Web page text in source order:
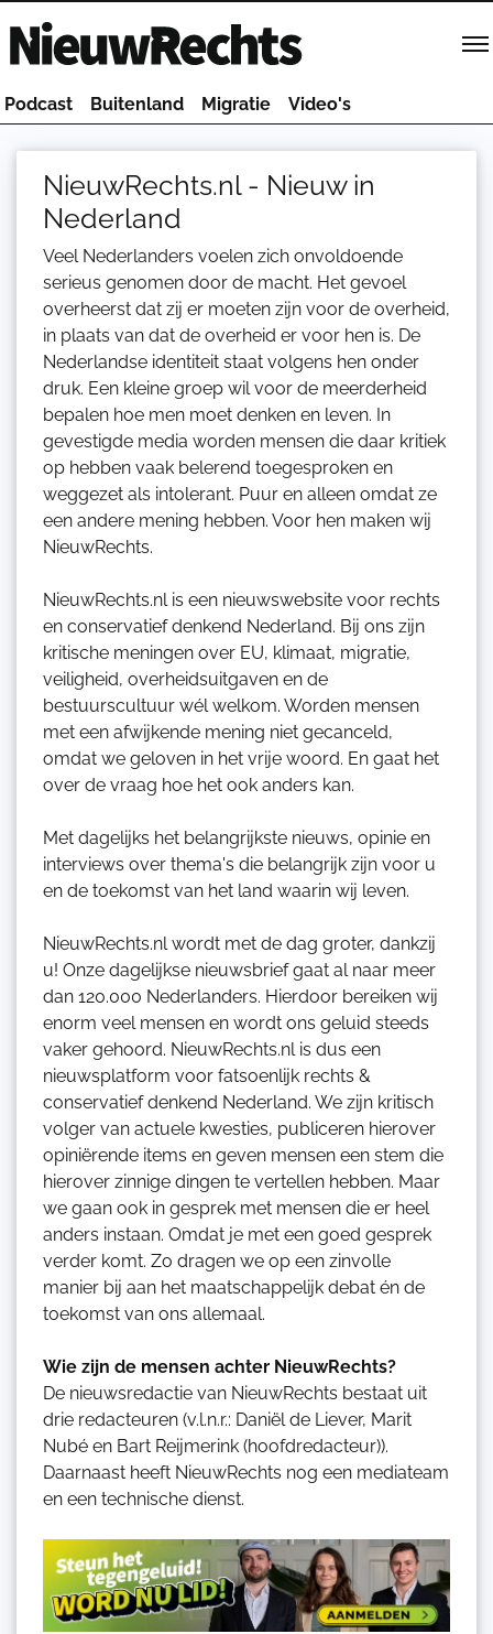
Homepage van NieuwRechts
Podcast Buitenland Migratie Video's
NieuwRechts.nl - Nieuw in
Nederland
Veel Nederlanders voelen zich onvoldoende
serieus genomen door de macht. Het gevoel
overheerst dat zij er moeten zijn voor de overheid,
in plaats van dat de overheid er voor hen is. De
Nederlandse identiteit staat volgens hen onder
druk. Een kleine groep wil voor de meerderheid
bepalen hoe men moet denken en leven. In
gevestigde media worden mensen die daar kritiek
op hebben vaak belerend toegesproken en
weggezet als intolerant. Puur en alleen omdat ze
een andere mening hebben. Voor hen maken wij
NieuwRechts.
NieuwRechts.nl is een nieuwswebsite voor rechts
en conservatief denkend Nederland. Bij ons zijn
kritische meningen over EU, klimaat, migratie,
veiligheid, overheidsuitgaven en de
bestuurscultuur wél welkom. Worden mensen
met een afwijkende mening niet gecanceld,
omdat we geloven in het vrije woord. En gaat het
over de vraag hoe het ook anders kan.
Met dagelijks het belangrijkste nieuws, opinie en
interviews over thema's die belangrijk zijn voor u
en de toekomst van het land waarin wij leven.
NieuwRechts.nl wordt met de dag groter, dankzij
u! Onze dagelijkse nieuwsbrief gaat al naar meer
dan 120.000 Nederlanders. Hierdoor bereiken wij
enorm veel mensen en wordt ons geluid steeds
vaker gehoord. NieuwRechts.nl is dus een
nieuwsplatform voor fatsoenlijk rechts &
conservatief denkend Nederland. We zijn kritisch
volger van actuele kwesties, publiceren hierover
opiniërende items en geven mensen een stem die
hierover zinnige dingen te vertellen hebben. Maar
we gaan ook in gesprek met mensen die er heel
anders instaan. Omdat je met een goed gesprek
verder komt. Zo dragen we op een zinvolle
manier bij aan het maatschappelijk debat én de
toekomst van ons allemaal.
Wie zijn de mensen achter NieuwRechts?
De nieuwsredactie van NieuwRechts bestaat uit
drie redacteuren (v.l.n.r.: Daniël de Liever, Marit
Nubé en Bart Reijmerink (hoofdredacteur)).
Daarnaast heeft NieuwRechts nog een mediateam
en een technische dienst.